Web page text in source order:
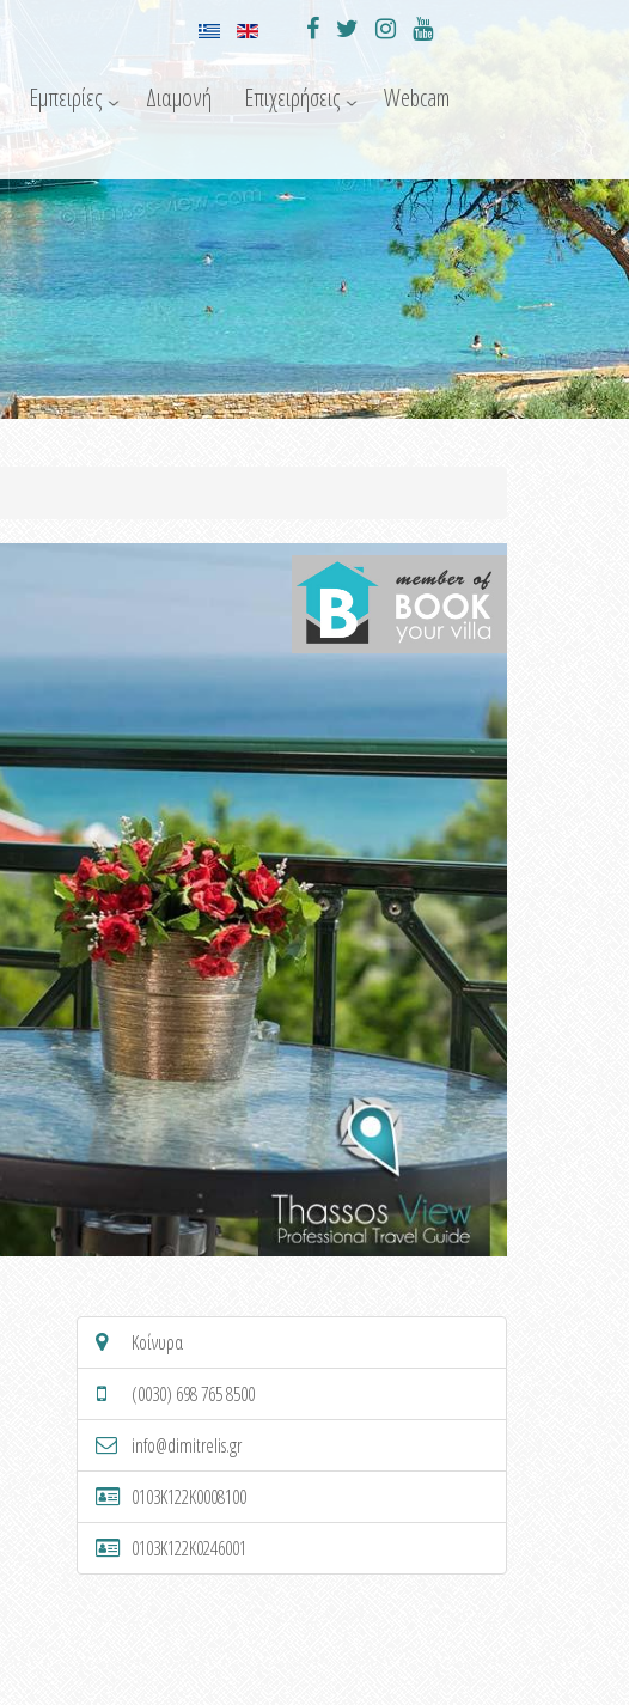
Εμπειρίες Διαμονή Επιχειρήσεις Webcam
Κοίνυρα
(0030) 698 765 8500
info@dimitrelis.gr
0103K122K0008100
0103K122K0246001